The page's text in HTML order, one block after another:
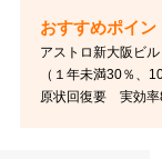
アストロ新大阪ビ
（１年未満30％、
原状回復要 実効率